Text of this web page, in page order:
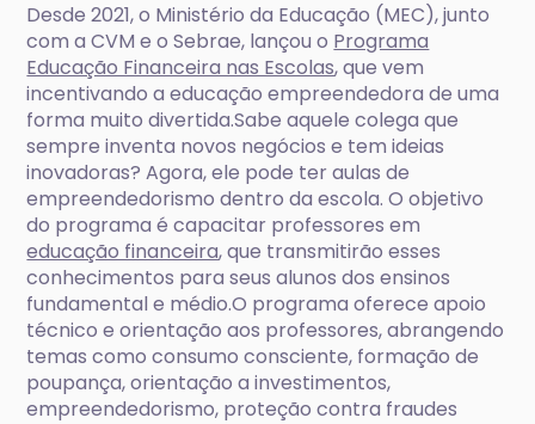
Desde 2021, o Ministério da Educação (MEC), junto
com a CVM e o Sebrae, lançou o Programa
Educação Financeira nas Escolas, que vem
incentivando a educação empreendedora de uma
forma muito divertida.Sabe aquele colega que
sempre inventa novos negócios e tem ideias
inovadoras? Agora, ele pode ter aulas de
empreendedorismo dentro da escola. O objetivo
do programa é capacitar professores em
educação financeira, que transmitirão esses
conhecimentos para seus alunos dos ensinos
fundamental e médio.O programa oferece apoio
técnico e orientação aos professores, abrangendo
temas como consumo consciente, formação de
poupança, orientação a investimentos,
empreendedorismo, proteção contra fraudes